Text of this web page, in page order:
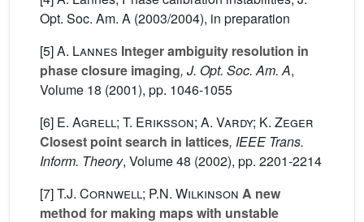
Opt. Soc. Am. A (2003/2004), in preparation
[5]A. Lannes Integer ambiguity resolution in
phase closure imaging, J. Opt. Soc. Am. A,
Volume 18 (2001), pp. 1046-1055
[6] E. Agrell; T. Eriksson; A. Vardy; K. Zeger
Closest point search in lattices, IEEE Trans.
Inform. Theory, Volume 48 (2002), pp. 2201-2214
[7]T.J. Cornwell; P.N. Wilkinson A new
method for making maps with unstable